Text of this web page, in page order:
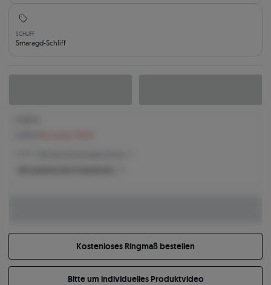
SCHLIFF
Smaragd-Schliff
Kostenloses Ringmaß bestellen
Bitte um individuelles Produktvideo